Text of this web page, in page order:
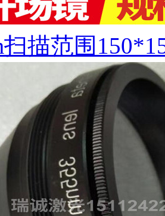
扫描范围